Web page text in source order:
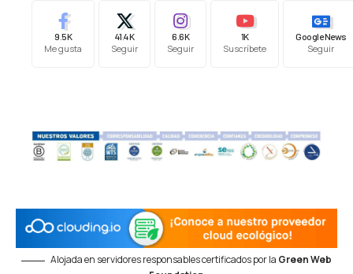
9.5K
Me gusta
41.4K
Seguir
6.6K
Seguir
1K
Suscríbete
Google News
Seguir
Alojada en servidores responsables certificados por la Green Web